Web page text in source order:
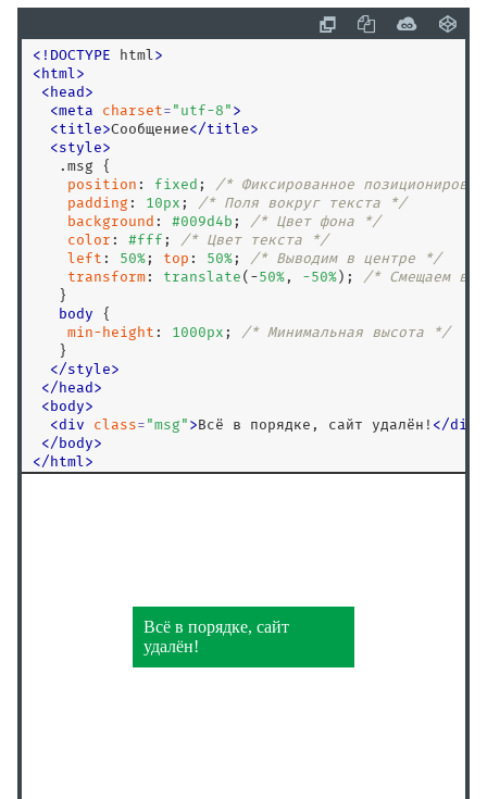
< ! DOCTYPE html>
< html>
< head >
<meta charset= " utf-8 " >
<title>Сообщение</title>
<style>
.msg {
position : fixed ; /* Фиксированное
padding : 10px ; /* Поля вокруг текста */
background : #009d4b ; /* Цвет фона */
color : #fff ; /* Цвет текста */
left : 50%; top : 50%; /* Выводим в центре */
transform : translate (-50% , -50%); /* Смещаем
   }
body {
min-height : 1000px ; /* Минимальная высота */
   }
</style>
</ head >
< body>
<div class= "msg " >Всё в порядке, сайт удалён! </div
</ body>
</ html>